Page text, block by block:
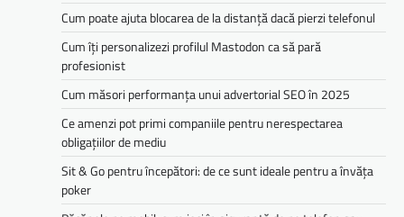
Cum poate ajuta blocarea de la distanță dacă pierzi telefonul
Cum îți personalizezi profilul Mastodon ca să pară
profesionist
Cum măsori performanța unui advertorial SEO în 2025
Ce amenzi pot primi companiile pentru nerespectarea
obligațiilor de mediu­­
Sit & Go pentru începători: de ce sunt ideale pentru a învăța
poker